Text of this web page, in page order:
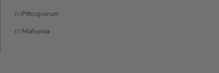
Pittosporum
Mahonia